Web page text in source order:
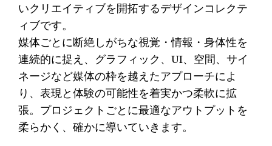
いクリエイティブを開拓するデザインコレクテ
ィブです。
媒体ごとに断絶しがちな視覚・情報・身体性を
連続的に捉え、グラフィック、UI、空間、サイ
ネージなど媒体の枠を越えたアプローチによ
り、表現と体験の可能性を着実かつ柔軟に拡
張。プロジェクトごとに最適なアウトプットを
柔らかく、確かに導いていきます。